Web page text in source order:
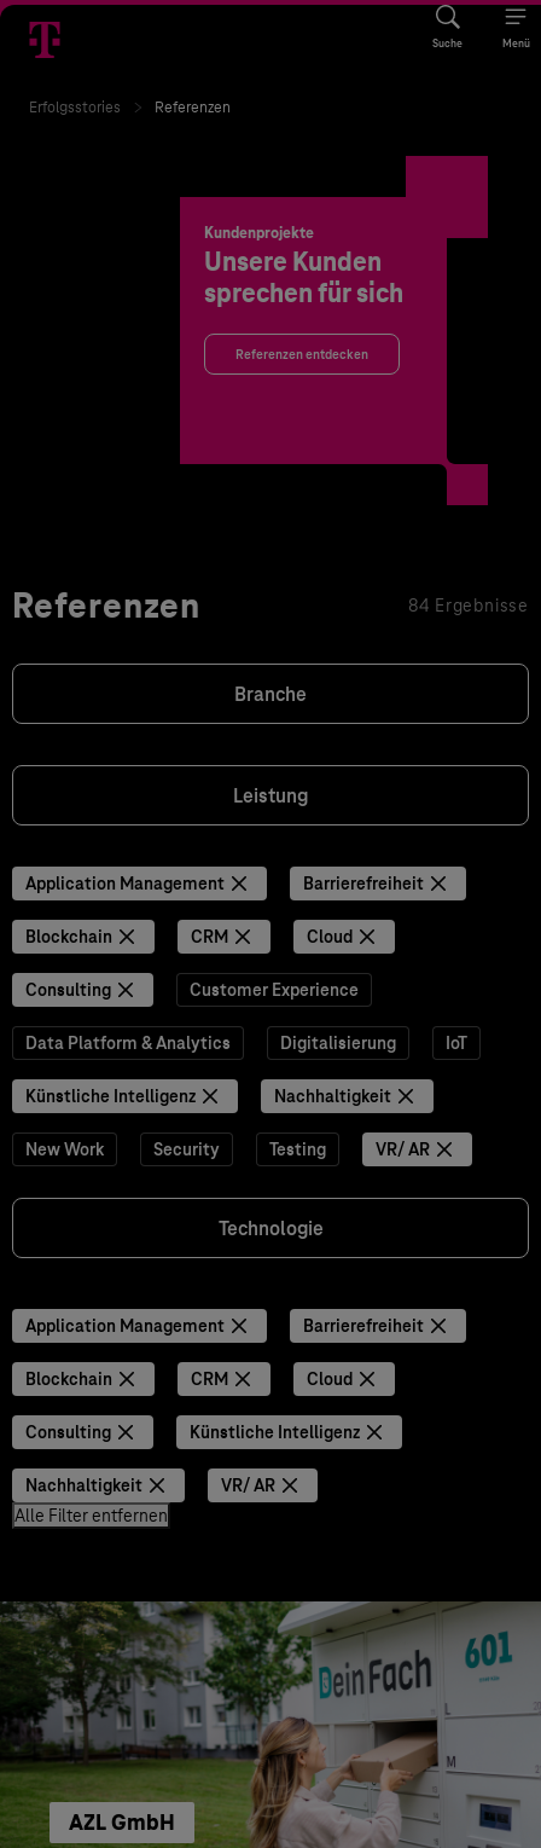
Suche Menü
Erfolgsstories Referenzen
Kundenprojekte
Unsere Kunden
sprechen für sich
Referenzen entdecken
Referenzen 84 Ergebnisse
Branche
Leistung
Application Management Barrierefreiheit
Blockchain CRM Cloud
Consulting Customer Experience
Data Platform & Analytics Digitalisierung IoT
Künstliche Intelligenz Nachhaltigkeit
New Work Security Testing VR/ AR
Technologie
Application Management Barrierefreiheit
Blockchain CRM Cloud
Consulting Künstliche Intelligenz
Nachhaltigkeit
VR/ AR
Alle Filter entfernen
AZL GmbH